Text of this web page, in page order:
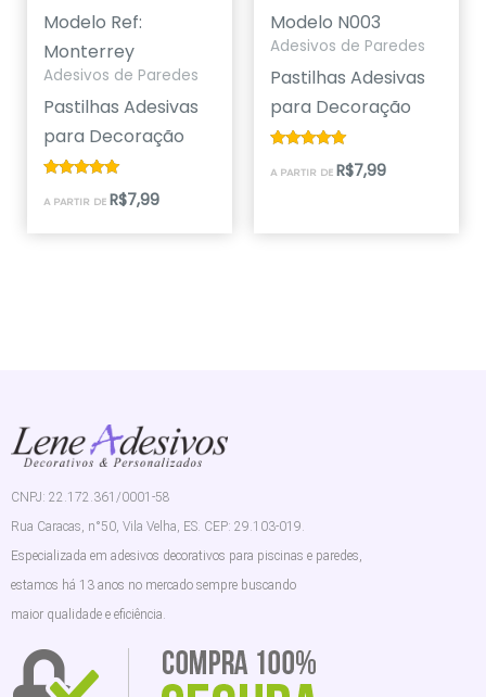
Modelo Ref:
Monterrey
Adesivos de Paredes
Pastilhas Adesivas
para Decoração
5.00
A PARTIR DE R$7,99
Modelo N003
Adesivos de Paredes
Pastilhas Adesivas
para Decoração
5.00
A PARTIR DE R$7,99
CNPJ: 22.172.361/0001-58
Rua Caracas, n°50, Vila Velha, ES. CEP: 29.103-019.
Especializada em adesivos decorativos para piscinas e paredes,
estamos há 13 anos no mercado sempre buscando
maior qualidade e eficiência.